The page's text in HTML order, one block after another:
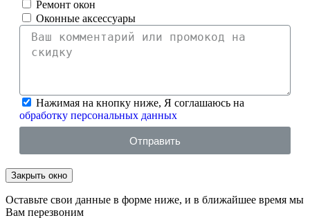
Ремонт окон
Оконные аксессуары
Нажимая на кнопку ниже, Я соглашаюсь на
обработку персональных данных
Отправить
Закрыть окно
Оставьте свои данные в форме ниже, и в ближайшее время мы
Вам перезвоним